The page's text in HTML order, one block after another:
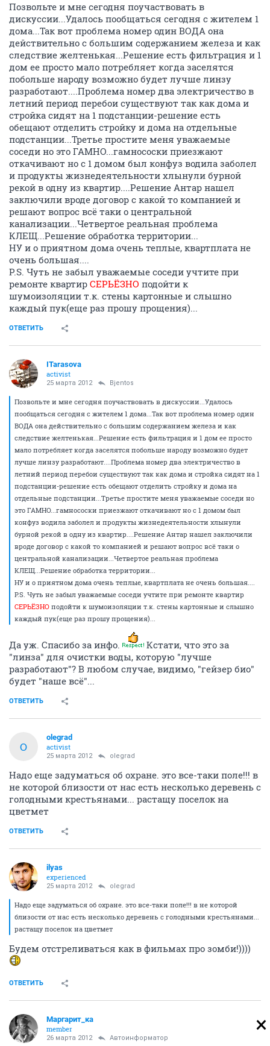
Позвольте и мне сегодня поучаствовать в
дискуссии...Удалось пообщаться сегодня с жителем 1
дома...Так вот проблема номер один ВОДА она
действительно с большим содержанием железа и как
следствие желтенькая...Решение есть фильтрация и 1
дом ее просто мало потребляет когда заселятся
побольше народу возможно будет лучше линзу
разработают....Проблема номер два электричество в
летний период перебои существуют так как дома и
стройка сидят на 1 подстанции-решение есть
обещают отделить стройку и дома на отдельные
подстанции...Третье простите меня уважаемые
соседи но это ГАМНО...гамнососки приезжают
откачивают но с 1 домом был конфуз водила заболел
и продукты жизнедеятельности хлынули бурной
рекой в одну из квартир....Решение Антар нашел
заключили вроде договор с какой то компанией и
решают вопрос всё таки о центральной
канализации...Четвертое реальная проблема
КЛЕЩ...Решение обработка территории...
НУ и о приятном дома очень теплые, квартплата не
очень большая....
P.S. Чуть не забыл уважаемые соседи учтите при
ремонте квартир СЕРЬЁЗНО подойти к
шумоизоляции т.к. стены картонные и слышно
каждый пук(еще раз прошу прощения)...
ОТВЕТИТЬ
ITarasova
activist
25 марта 2012 Bjentos
Позвольте и мне сегодня поучаствовать в дискуссии...Удалось
пообщаться сегодня с жителем 1 дома...Так вот проблема номер один
ВОДА она действительно с большим содержанием железа и как
следствие желтенькая...Решение есть фильтрация и 1 дом ее просто
мало потребляет когда заселятся побольше народу возможно будет
лучше линзу разработают....Проблема номер два электричество в
летний период перебои существуют так как дома и стройка сидят на 1
подстанции-решение есть обещают отделить стройку и дома на
отдельные подстанции...Третье простите меня уважаемые соседи но
это ГАМНО...гамнососки приезжают откачивают но с 1 домом был
конфуз водила заболел и продукты жизнедеятельности хлынули
бурной рекой в одну из квартир....Решение Антар нашел заключили
вроде договор с какой то компанией и решают вопрос всё таки о
центральной канализации...Четвертое реальная проблема
КЛЕЩ...Решение обработка территории...
НУ и о приятном дома очень теплые, квартплата не очень большая....
P.S. Чуть не забыл уважаемые соседи учтите при ремонте квартир
СЕРЬЁЗНО подойти к шумоизоляции т.к. стены картонные и слышно
каждый пук(еще раз прошу прощения)...
Да уж. Спасибо за инфо.
Кстати, что это за
"линза" для очистки воды, которую "лучше
разработают"? В любом случае, видимо, "гейзер био"
будет "наше всё"...
ОТВЕТИТЬ
O
olegrad
activist
25 марта 2012 olegrad
Надо еще задуматься об охране. это все-таки поле!!! в
не которой близости от нас есть несколько деревень с
голодными крестьянами... растащу поселок на
цветмет
ОТВЕТИТЬ
ilyas
experienced
25 марта 2012 olegrad
Надо еще задуматься об охране. это все-таки поле!!! в не которой
близости от нас есть несколько деревень с голодными крестьянами...
растащу поселок на цветмет
Будем отстреливаться как в фильмах про зомби!))))
ОТВЕТИТЬ
Маргарит_ка
member
26 марта 2012 Автоинформатор